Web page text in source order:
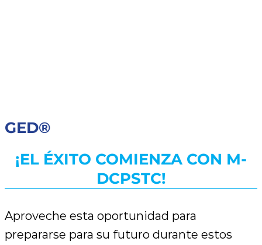
GED®
¡EL ÉXITO COMIENZA CON M-
DCPSTC!
Aproveche esta oportunidad para
prepararse para su futuro durante estos